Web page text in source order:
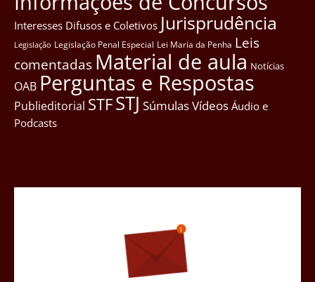
Interesses Difusos e Coletivos Jurisprudência
Legislação Legislação Penal Especial Lei Maria da Penha Leis
comentadas Material de aula Notícias
OAB Perguntas e Respostas
Publieditorial STFSTJ SúmulasVídeos Áudio e
Podcasts